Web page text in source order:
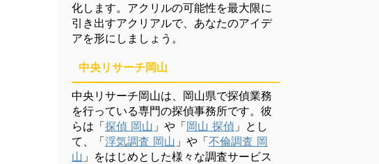
化します。アクリルの可能性を最大限に
引き出すアクリアルで、あなたのアイデ
アを形にしましょう。
中央リサーチ岡山
中央リサーチ岡山は、岡山県で探偵業務
を行っている専門の探偵事務所です。彼
らは「探偵 岡山 」や「岡山 探偵 」とし
て、「浮気調査 岡山 」や「不倫調査 岡
山 」をはじめとした様々な調査サービス